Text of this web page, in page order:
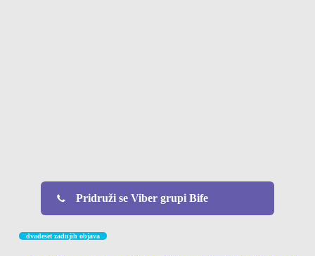
Pridruži se Viber grupi Bife
dvadeset zadnjih objava